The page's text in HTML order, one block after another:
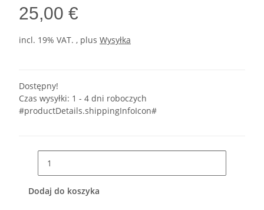
25,00 €
incl. 19% VAT. , plus Wysyłka
Dostępny!
Czas wysyłki: 1 - 4 dni roboczych
#productDetails.shippingInfoIcon#
Dodaj do koszyka